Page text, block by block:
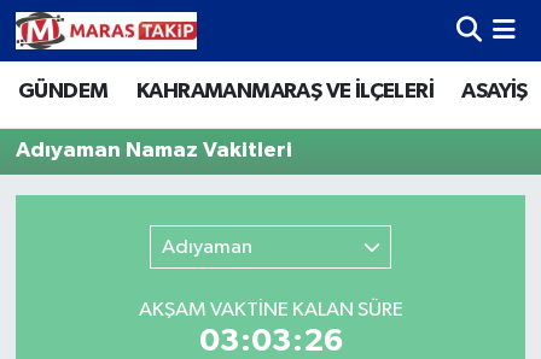
GÜNDEM KAHRAMANMARAŞ VE İLÇELERİ ASAYİŞ
Adıyaman Namaz Vakitleri
Adıyaman
AKŞAM VAKTİNE KALAN SÜRE
03:03:26
Kahramanmaraş Nöbetçi Eczaneler
Kahramanmaraş Hava Durumu
Kahramanmaraş Trafik Yoğunluk Haritası
Süper Lig Puan Durumu ve Fikstür